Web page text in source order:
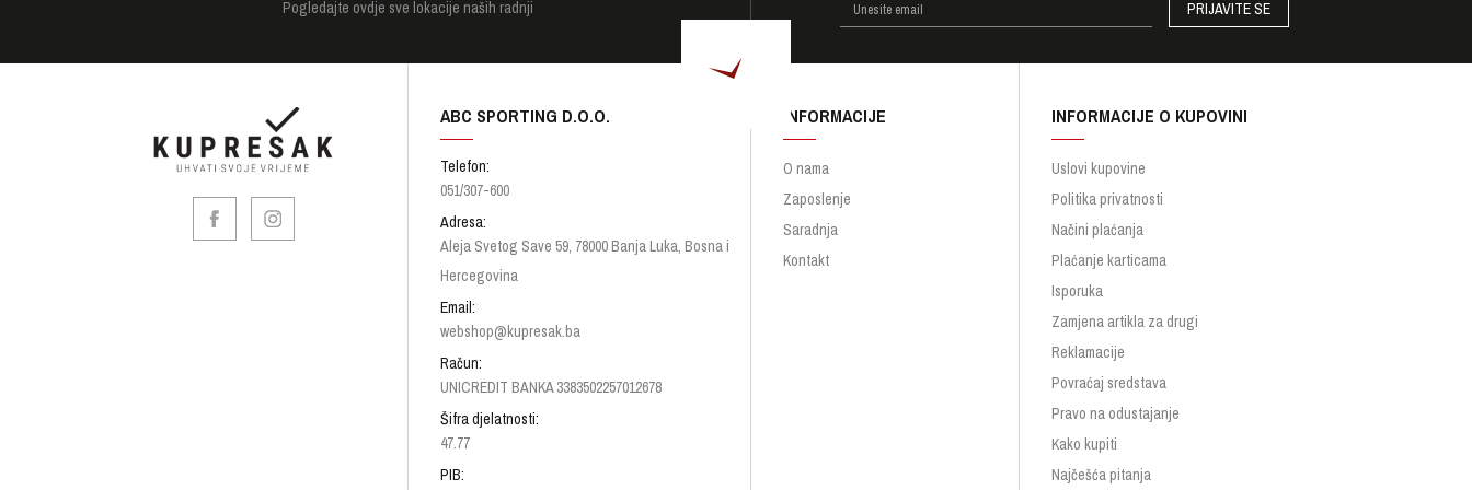
Pogledajte ovdje sve lokacije naših radnji PRIJAVITE SE
ABC SPORTING D.O.O.
Telefon:
051/307-600
Adresa:
Aleja Svetog Save 59, 78000 Banja Luka, Bosna i
Hercegovina
Email:
webshop@kupresak.ba
Račun:
UNICREDIT BANKA 3383502257012678
Šifra djelatnosti:
47.77
PIB:
INFORMACIJE
O nama
Zaposlenje
Saradnja
Kontakt
INFORMACIJE O KUPOVINI
Uslovi kupovine
Politika privatnosti
Načini plaćanja
Plaćanje karticama
Isporuka
Zamjena artikla za drugi
Reklamacije
Povraćaj sredstava
Pravo na odustajanje
Kako kupiti
Najčešća pitanja